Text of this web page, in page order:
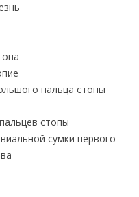
пальца стопы
стопы
сумки первого